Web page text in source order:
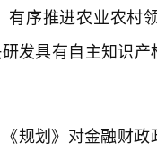
序推进农业农村
发具有自主知识
规划》对金融财